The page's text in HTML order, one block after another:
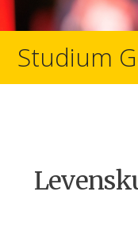
Studium